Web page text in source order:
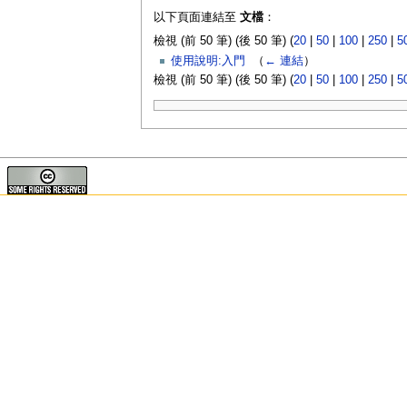
以下頁面連結至 文檔：
檢視 (前 50 筆) (後 50 筆) (20| 50| 100| 250|
使用說明:入門
（ ← 連結）
檢視 (前 50 筆) (後 50 筆) (20| 50| 100| 250|